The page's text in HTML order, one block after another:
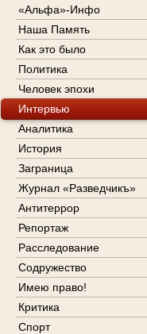
«Альфа»-Инфо
Наша Память
Как это было
Политика
Человек эпохи
Интервью
Аналитика
История
Заграница
Журнал «Разведчикъ»
Антитеррор
Репортаж
Расследование
Содружество
Имею право!
Критика
Спорт